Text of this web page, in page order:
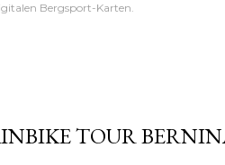
Bergsport-Karten.
TOUR